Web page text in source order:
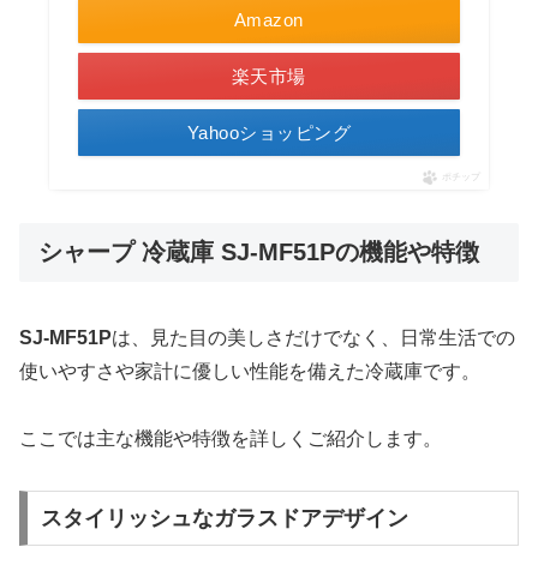
Amazon
楽天市場
Yahooショッピング
ポチップ
シャープ 冷蔵庫 SJ-MF51Pの機能や特徴
SJ-MF51Pは、見た目の美しさだけでなく、日常生活での
使いやすさや家計に優しい性能を備えた冷蔵庫です。
ここでは主な機能や特徴を詳しくご紹介します。
スタイリッシュなガラスドアデザイン